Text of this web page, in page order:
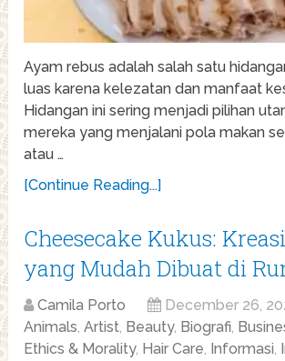
Ayam rebus adalah salah satu
luas karena kelezatan dan manfaat
Hidangan ini sering menjadi pilihan
mereka yang menjalani pola makan
atau …
[Continue Reading...]
Cheesecake Kukus:
yang Mudah Dibuat di
Camila Porto December 26,
Animals,Artist, Beauty, Biografi,
Ethics & Morality, Hair Care, Informasi,